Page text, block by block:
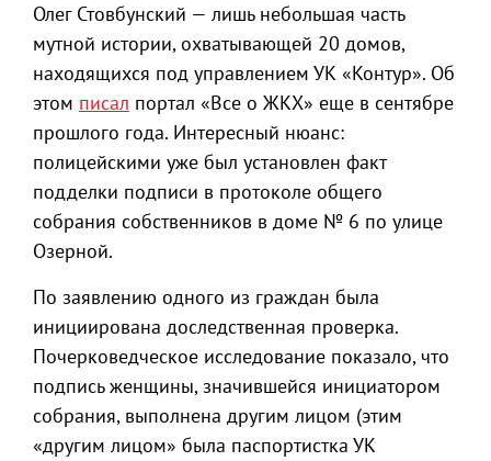
Олег Стовбунский — лишь небольшая часть
мутной истории, охватывающей 20 домов,
находящихся под управлением УК «Контур». Об
этом писал портал «Все о ЖКХ» еще в сентябре
прошлого года. Интересный нюанс:
полицейскими уже был установлен факт
подделки подписи в протоколе общего
собрания собственников в доме № 6 по улице
Озерной.
По заявлению одного из граждан была
инициирована доследственная проверка.
Почерковедческое исследование показало, что
подпись женщины, значившейся инициатором
собрания, выполнена другим лицом (этим
«другим лицом» была паспортистка УК